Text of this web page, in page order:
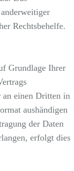
Rechtsbehelfe.
Grundlage Ihrer
an einen Dritten in
aushändigen
der Daten
erfolgt dies